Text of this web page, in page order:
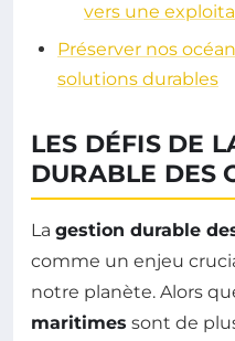
vers une
Préserver nos
solutions durables
LES DÉFIS DE
DURABLE DES
La gestion durable
comme un enjeu
notre planète. Alors
maritimes sont de